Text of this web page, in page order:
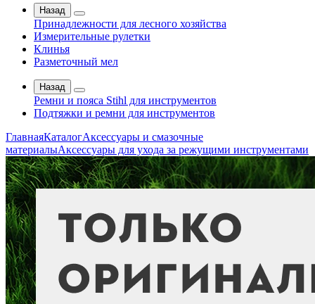
Назад
Принадлежности для лесного хозяйства
Измерительные рулетки
Клинья
Разметочный мел
Назад
Ремни и пояса Stihl для инструментов
Подтяжки и ремни для инструментов
ГлавнаяКаталогАксессуары и смазочные
материалыАксессуары для ухода за режущими инструментами